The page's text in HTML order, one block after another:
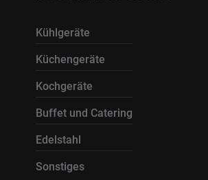
Kühlgeräte
Küchengeräte
Kochgeräte
Buffet und Catering
Edelstahl
Sonstiges